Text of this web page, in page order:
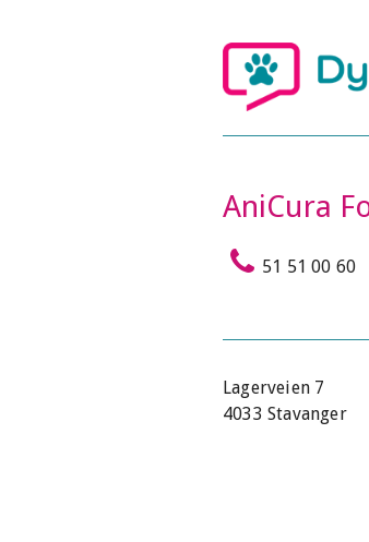
AniCura
51 51 00 60
Lagerveien 7
4033 Stavanger